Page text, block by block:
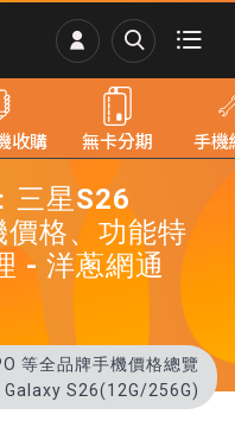
三星S26
格、功能特
- 洋蔥網通
等全品牌手機價格總覽
S26(12G/256G)
收購 無卡分期 手機